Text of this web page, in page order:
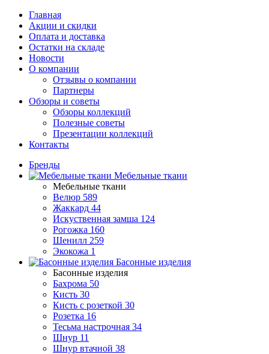
Главная
Акции и скидки
Оплата и доставка
Остатки на складе
Новости
О компании
Отзывы о компании
Партнеры
Обзоры и советы
Обзоры коллекций
Полезные советы
Презентации коллекций
Контакты
Бренды
Мебельные ткани
Мебельные ткани
Велюр 589
Жаккард 44
Искуственная замша 124
Рогожка 160
Шенилл 259
Экокожа 1
Басонные изделия
Басонные изделия
Бахрома 50
Кисть 30
Кисть с розеткой 30
Розетка 16
Тесьма настрочная 34
Шнур 11
Шнур втачной 38